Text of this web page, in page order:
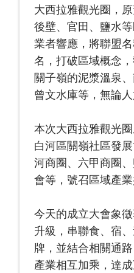
大西拉雅觀光圈，
後壁、官田、鹽水
業者響應，將聯盟
名，打破區域概念
關子嶺的泥漿溫泉
曾文水庫等，無論
本次大西拉雅觀光
白河區關嶺社區發
河商圈、六甲商圈
會等，號召區域產
今天的成立大會象
升級，串聯食、宿
牌，並結合相關通
產業相互加乘，達成